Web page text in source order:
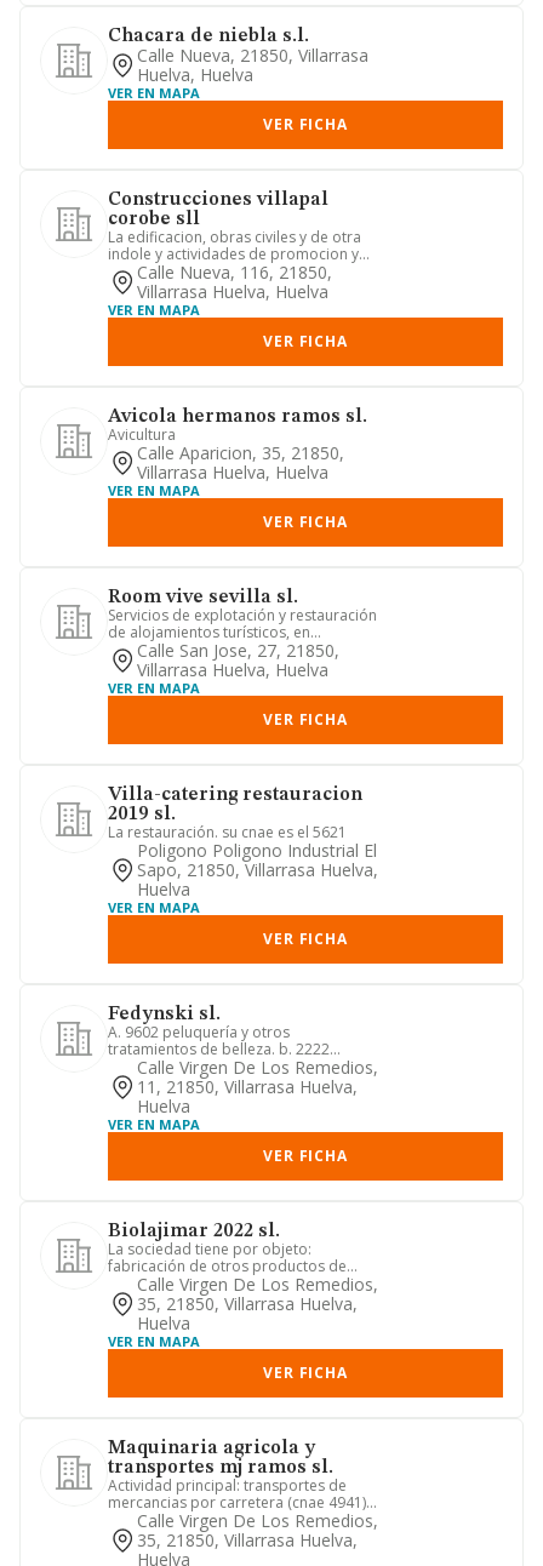
Chacara de niebla s.l.
Calle Nueva, 21850, Villarrasa
Huelva, Huelva
VER EN MAPA
VER FICHA
Construcciones villapal
corobe sll
La edificacion, obras civiles y de otra
indole y actividades de promocion y
construccion de edifica...
Calle Nueva, 116, 21850,
Villarrasa Huelva, Huelva
VER EN MAPA
VER FICHA
Avicola hermanos ramos sl.
Avicultura
Calle Aparicion, 35, 21850,
Villarrasa Huelva, Huelva
VER EN MAPA
VER FICHA
Room vive sevilla sl.
Servicios de explotación y restauración
de alojamientos turísticos, en
concesión o contrato público...
Calle San Jose, 27, 21850,
Villarrasa Huelva, Huelva
VER EN MAPA
VER FICHA
Villa-catering restauracion
2019 sl.
La restauración. su cnae es el 5621
Poligono Poligono Industrial El
Sapo, 21850, Villarrasa Huelva,
Huelva
VER EN MAPA
VER FICHA
Fedynski sl.
A. 9602 peluquería y otros
tratamientos de belleza. b. 2222
fabricación de envases y embalajes de
p...
Calle Virgen De Los Remedios,
11, 21850, Villarrasa Huelva,
Huelva
VER EN MAPA
VER FICHA
Biolajimar 2022 sl.
La sociedad tiene por objeto:
fabricación de otros productos de
madera; artículos de corcho, cester...
Calle Virgen De Los Remedios,
35, 21850, Villarrasa Huelva,
Huelva
VER EN MAPA
VER FICHA
Maquinaria agricola y
transportes mj ramos sl.
Actividad principal: transportes de
mercancias por carretera (cnae 4941).
cnae de la actividad prin...
Calle Virgen De Los Remedios,
35, 21850, Villarrasa Huelva,
Huelva